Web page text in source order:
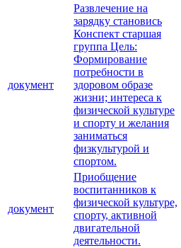
документ
Развлечение на
зарядку становись
Конспект старшая
группа Цель:
Формирование
потребности в
здоровом образе
жизни; интереса к
физической культуре
и спорту и желания
заниматься
физкультурой и
спортом.
документ
Приобщение
воспитанников к
физической культуре,
спорту, активной
двигательной
деятельности.